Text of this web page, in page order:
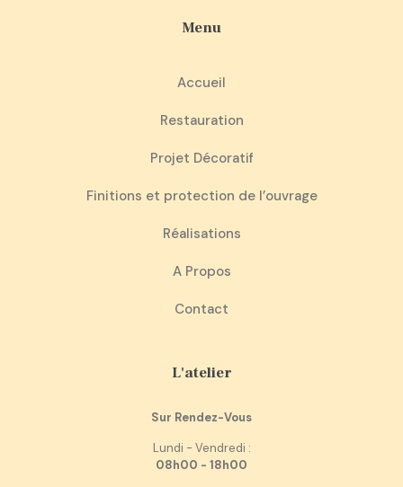
Menu
Accueil
Restauration
Projet Décoratif
Finitions et protection de l’ouvrage
Réalisations
A Propos
Contact
L'atelier
Sur Rendez-Vous
Lundi - Vendredi :
08h00 - 18h00